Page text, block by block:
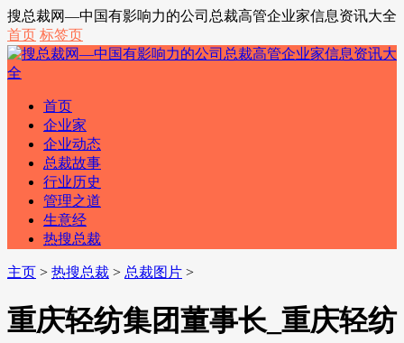
搜总裁网—中国有影响力的公司总裁高管企业家信息资讯大全
首页 标签页
首页
企业家
企业动态
总裁故事
行业历史
管理之道
生意经
热搜总裁
主页 > 热搜总裁 > 总裁图片 >
重庆轻纺集团董事长_重庆轻纺